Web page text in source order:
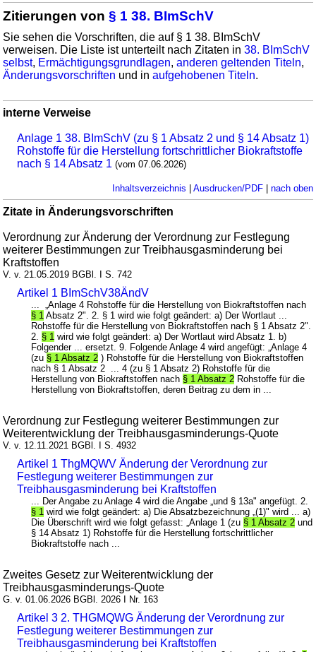
Zitierungen von§ 1 38. BImSchV
Sie sehen die Vorschriften, die auf § 1 38. BImSchV
verweisen. Die Liste ist unterteilt nach Zitaten in38. BImSchV
selbst, Ermächtigungsgrundlagen,anderen geltenden Titeln,
Änderungsvorschriften und inaufgehobenen Titeln.
interne Verweise
Anlage 1 38. BImSchV (zu § 1 Absatz 2 und § 14 Absatz 1)
Rohstoffe für die Herstellung fortschrittlicher Biokraftstoffe
nach § 14 Absatz 1 (vom 07.06.2026)
Inhaltsverzeichnis | Ausdrucken/PDF| nach oben
Zitate in Änderungsvorschriften
Verordnung zur Änderung der Verordnung zur Festlegung
weiterer Bestimmungen zur Treibhausgasminderung bei
Kraftstoffen
V. v. 21.05.2019 BGBl. I S. 742
Artikel 1 BImSchV38ÄndV
... „Anlage 4 Rohstoffe für die Herstellung von Biokraftstoffen nach
§ 1 Absatz 2". 2. § 1 wird wie folgt geändert: a) Der Wortlaut ...
Rohstoffe für die Herstellung von Biokraftstoffen nach § 1 Absatz 2".
2. § 1 wird wie folgt geändert: a) Der Wortlaut wird Absatz 1. b)
Folgender ... ersetzt. 9. Folgende Anlage 4 wird angefügt: „Anlage 4
(zu § 1 Absatz 2 ) Rohstoffe für die Herstellung von Biokraftstoffen
nach § 1 Absatz 2 ... 4 (zu § 1 Absatz 2) Rohstoffe für die
Herstellung von Biokraftstoffen nach § 1 Absatz 2 Rohstoffe für die
Herstellung von Biokraftstoffen, deren Beitrag zu dem in ...
Verordnung zur Festlegung weiterer Bestimmungen zur
Weiterentwicklung der Treibhausgasminderungs-Quote
V. v. 12.11.2021 BGBl. I S. 4932
Artikel 1 ThgMQWV Änderung der Verordnung zur
Festlegung weiterer Bestimmungen zur
Treibhausgasminderung bei Kraftstoffen
... Der Angabe zu Anlage 4 wird die Angabe „und § 13a" angefügt. 2.
§ 1 wird wie folgt geändert: a) Die Absatzbezeichnung „(1)" wird ... a)
Die Überschrift wird wie folgt gefasst: „Anlage 1 (zu § 1 Absatz 2 und
§ 14 Absatz 1) Rohstoffe für die Herstellung fortschrittlicher
Biokraftstoffe nach ...
Zweites Gesetz zur Weiterentwicklung der
Treibhausgasminderungs-Quote
G. v. 01.06.2026 BGBl. 2026 I Nr. 163
Artikel 3 2. THGMQWG Änderung der Verordnung zur
Festlegung weiterer Bestimmungen zur
Treibhausgasminderung bei Kraftstoffen